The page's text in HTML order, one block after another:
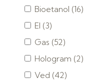
Bioetanol (16)
El (3)
Gas (52)
Hologram (2)
Ved (42)